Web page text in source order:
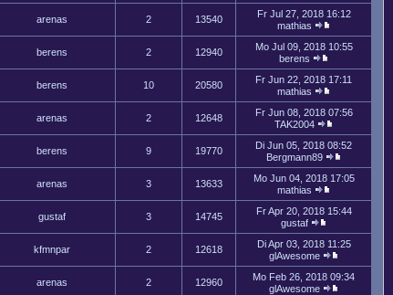
arenas 2 13540
Fr Jul 27, 2018 16:12
mathias
berens 2 12940
Mo Jul 09, 2018 10:55
berens
berens 10 20580
Fr Jun 22, 2018 17:11
mathias
arenas 2 12648
Fr Jun 08, 2018 07:56
TAK2004
berens 9 19770
Di Jun 05, 2018 08:52
Bergmann89
arenas 3 13633
Mo Jun 04, 2018 17:05
mathias
gustaf 3 14745
Fr Apr 20, 2018 15:44
gustaf
kfmnpar 2 12618
Di Apr 03, 2018 11:25
glAwesome
arenas 2 12960
Mo Feb 26, 2018 09:34
glAwesome